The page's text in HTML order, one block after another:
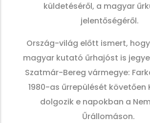
küldetéséről, a magyar
jelentőségéről.
Ország-világ előtt ismert,
magyar kutató űrhajóst is
Szatmár-Bereg vármegye:
1980-as űrrepülését követően
dolgozik e napokban a
Űrállomáson.